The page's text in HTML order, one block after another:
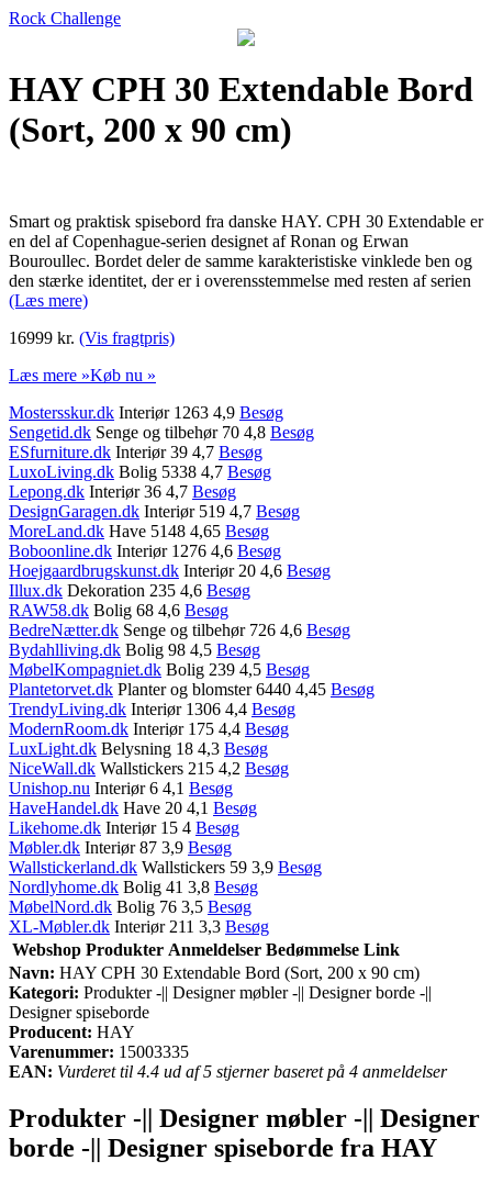
Rock Challenge
HAY CPH 30 Extendable Bord
(Sort, 200 x 90 cm)
Smart og praktisk spisebord fra danske HAY. CPH 30 Extendable er
en del af Copenhague-serien designet af Ronan og Erwan
Bouroullec. Bordet deler de samme karakteristiske vinklede ben og
den stærke identitet, der er i overensstemmelse med resten af serien
(Læs mere)
16999 kr. (Vis fragtpris)
Læs mere »Køb nu »
Mostersskur.dk Interiør 1263 4,9 Besøg
Sengetid.dk Senge og tilbehør 70 4,8 Besøg
ESfurniture.dk Interiør 39 4,7 Besøg
LuxoLiving.dk Bolig 5338 4,7 Besøg
Lepong.dk Interiør 36 4,7 Besøg
DesignGaragen.dk Interiør 519 4,7 Besøg
MoreLand.dk Have 5148 4,65 Besøg
Boboonline.dk Interiør 1276 4,6 Besøg
Hoejgaardbrugskunst.dk Interiør 20 4,6 Besøg
Illux.dk Dekoration 235 4,6 Besøg
RAW58.dk Bolig 68 4,6 Besøg
BedreNætter.dk Senge og tilbehør 726 4,6 Besøg
Bydahlliving.dk Bolig 98 4,5 Besøg
MøbelKompagniet.dk Bolig 239 4,5 Besøg
Plantetorvet.dk Planter og blomster 6440 4,45 Besøg
TrendyLiving.dk Interiør 1306 4,4 Besøg
ModernRoom.dk Interiør 175 4,4 Besøg
LuxLight.dk Belysning 18 4,3 Besøg
NiceWall.dk Wallstickers 215 4,2 Besøg
Unishop.nu Interiør 6 4,1 Besøg
HaveHandel.dk Have 20 4,1 Besøg
Likehome.dk Interiør 15 4 Besøg
Møbler.dk Interiør 87 3,9 Besøg
Wallstickerland.dk Wallstickers 59 3,9 Besøg
Nordlyhome.dk Bolig 41 3,8 Besøg
MøbelNord.dk Bolig 76 3,5 Besøg
XL-Møbler.dk Interiør 211 3,3 Besøg
Webshop Produkter Anmeldelser Bedømmelse Link
Navn: HAY CPH 30 Extendable Bord (Sort, 200 x 90 cm)
Kategori: Produkter -|| Designer møbler -|| Designer borde -||
Designer spiseborde
Producent: HAY
Varenummer: 15003335
EAN: Vurderet til 4.4 ud af 5 stjerner baseret på 4 anmeldelser
Produkter -|| Designer møbler -|| Designer
borde -|| Designer spiseborde fra HAY